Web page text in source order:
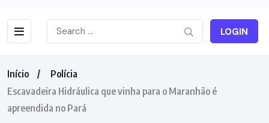
LOGIN
Início
Polícia
Escavadeira Hidráulica que vinha para o Maranhão é
apreendida no Pará